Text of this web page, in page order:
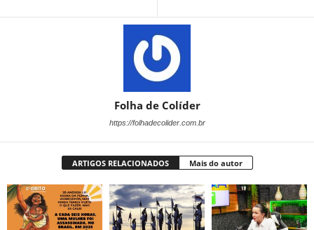
Folha de Colíder
https://folhadecolider.com.br
ARTIGOS RELACIONADOS Mais do autor